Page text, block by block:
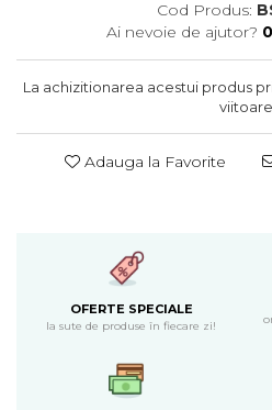
Lenjerii Catifea
Cearceaf cu elastic
Cearceaf normal
Lenjerii Pufoase Fluffy/ Rabbit
Lenjerii Satin Premium
Lenjerii Jacquard
Lenjerii Matase
Lenjerii pentru PASTE
Huse De Pat Tricotate 180x200cm
Huse Impermeabile
Huse Impermeabile 180x200cm
Cod Produs:
Ai nevoie de ajutor?
La achizitionarea acestui produs
viitoare
Adauga la Favorite
OFERTE SPECIALE
la sute de produse în fiecare zi!